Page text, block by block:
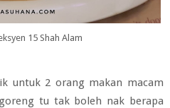
15 Shah Alam
untuk 2 orang makan macam
tu tak boleh nak berapa